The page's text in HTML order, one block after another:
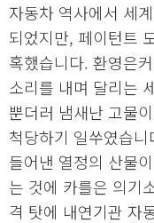
자동차 역사에서 세
되었지만, 페이턴트
혹했습니다. 환영은
소리를 내며 달리는
뿐더러 냄새난 고물
척당하기 일쑤였습
들어낸 열정의 산물
는 것에 카를은 의기
격 탓에 내연기관 자